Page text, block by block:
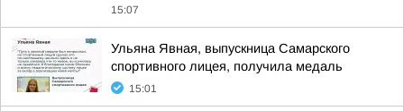
15:07
Ульяна Явная, выпускница Самарского
спортивного лицея, получила медаль
15:01